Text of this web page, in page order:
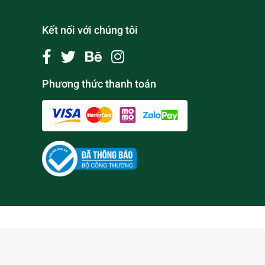
Kết nối với chúng tôi
Phương thức thanh toán